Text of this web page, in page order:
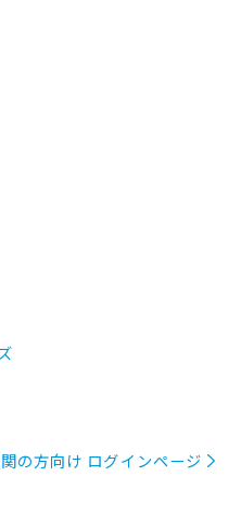
の方向け ログインページ